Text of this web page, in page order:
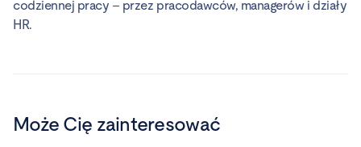
codziennej pracy – przez pracodawców, managerów i działy
HR.
Może Cię zainteresować